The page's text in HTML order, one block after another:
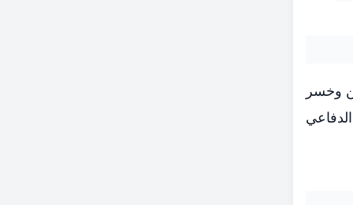
في مباراتين وخسر
الأداء الدفاعي